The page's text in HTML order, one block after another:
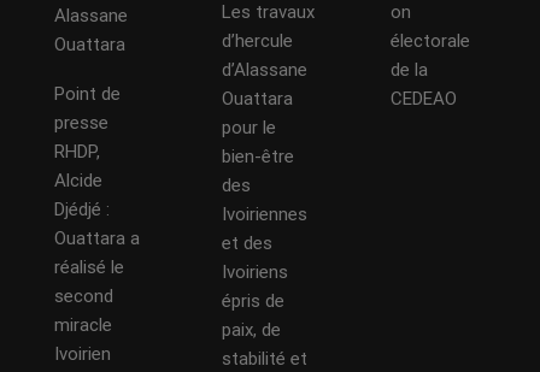
Alassane
Ouattara
Point de
presse
RHDP,
Alcide
Djédjé :
Ouattara a
réalisé le
second
miracle
Ivoirien
Les travaux
d’hercule
d’Alassane
Ouattara
pour le
bien-être
des
Ivoiriennes
et des
Ivoiriens
épris de
paix, de
stabilité et
on
électorale
de la
CEDEAO